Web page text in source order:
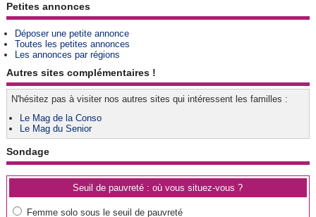
Petites annonces
Déposer une petite annonce
Toutes les petites annonces
Les annonces par régions
Autres sites complémentaires !
N'hésitez pas à visiter nos autres sites qui intéressent les familles :
Le Mag de la Conso
Le Mag du Senior
Sondage
Seuil de pauvreté : où vous situez-vous ?
Femme solo sous le seuil de pauvreté